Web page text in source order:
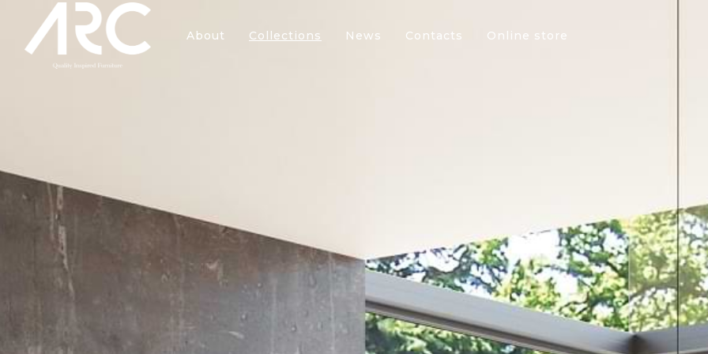
About Collections News Contacts Online store